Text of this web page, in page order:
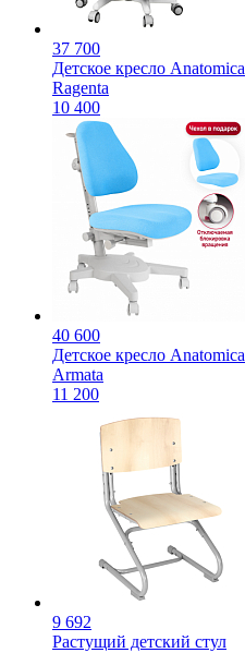
37 700
Детское кресло Anatomica
Ragenta
10 400
40 600
Детское кресло Anatomica
Armata
11 200
9 692
Растущий детский стул